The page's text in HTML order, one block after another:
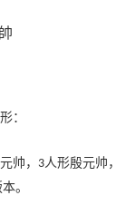
：
帅， 3人形殷元帅，
。